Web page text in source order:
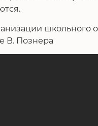
школьного
В. Познера